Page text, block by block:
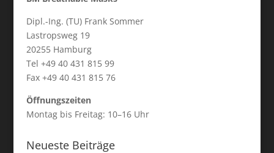
Dipl.-Ing. (TU) Frank Sommer
Lastropsweg 19
20255 Hamburg
Tel +49 40 431 815 99
Fax +49 40 431 815 76
Öffnungszeiten
Montag bis Freitag: 10–16 Uhr
Neueste Beiträge